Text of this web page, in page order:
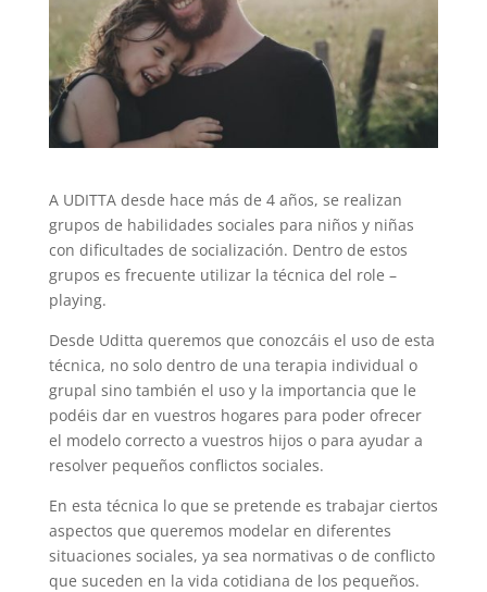
A UDITTA desde hace más de 4 años, se realizan
grupos de habilidades sociales para niños y niñas
con dificultades de socialización. Dentro de estos
grupos es frecuente utilizar la técnica del role –
playing.
Desde Uditta queremos que conozcáis el uso de esta
técnica, no solo dentro de una terapia individual o
grupal sino también el uso y la importancia que le
podéis dar en vuestros hogares para poder ofrecer
el modelo correcto a vuestros hijos o para ayudar a
resolver pequeños conflictos sociales.
En esta técnica lo que se pretende es trabajar ciertos
aspectos que queremos modelar en diferentes
situaciones sociales, ya sea normativas o de conflicto
que suceden en la vida cotidiana de los pequeños.